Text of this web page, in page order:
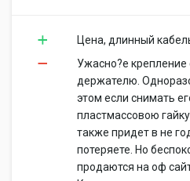
Цена, длинный
Ужасно?е крепление
держателю.
этом если снимать
пластмассовою
также придет в не
потеряете. Но
продаются на оф